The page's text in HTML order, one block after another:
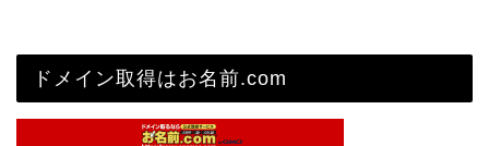
ドメイン取得はお名前.com